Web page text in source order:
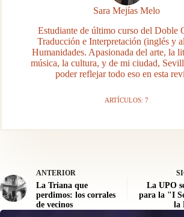
Sara Mejías Melo
Estudiante de último curso del Doble
Traducción e Interpretación (inglés y
Humanidades. Apasionada del arte, la
música, la cultura, y de mi ciudad,
poder reflejar todo eso en esta
ARTÍCULOS: 7
ANTERIOR
La Triana que
perdimos: los corrales
de vecinos
La UPO
para la "I
la